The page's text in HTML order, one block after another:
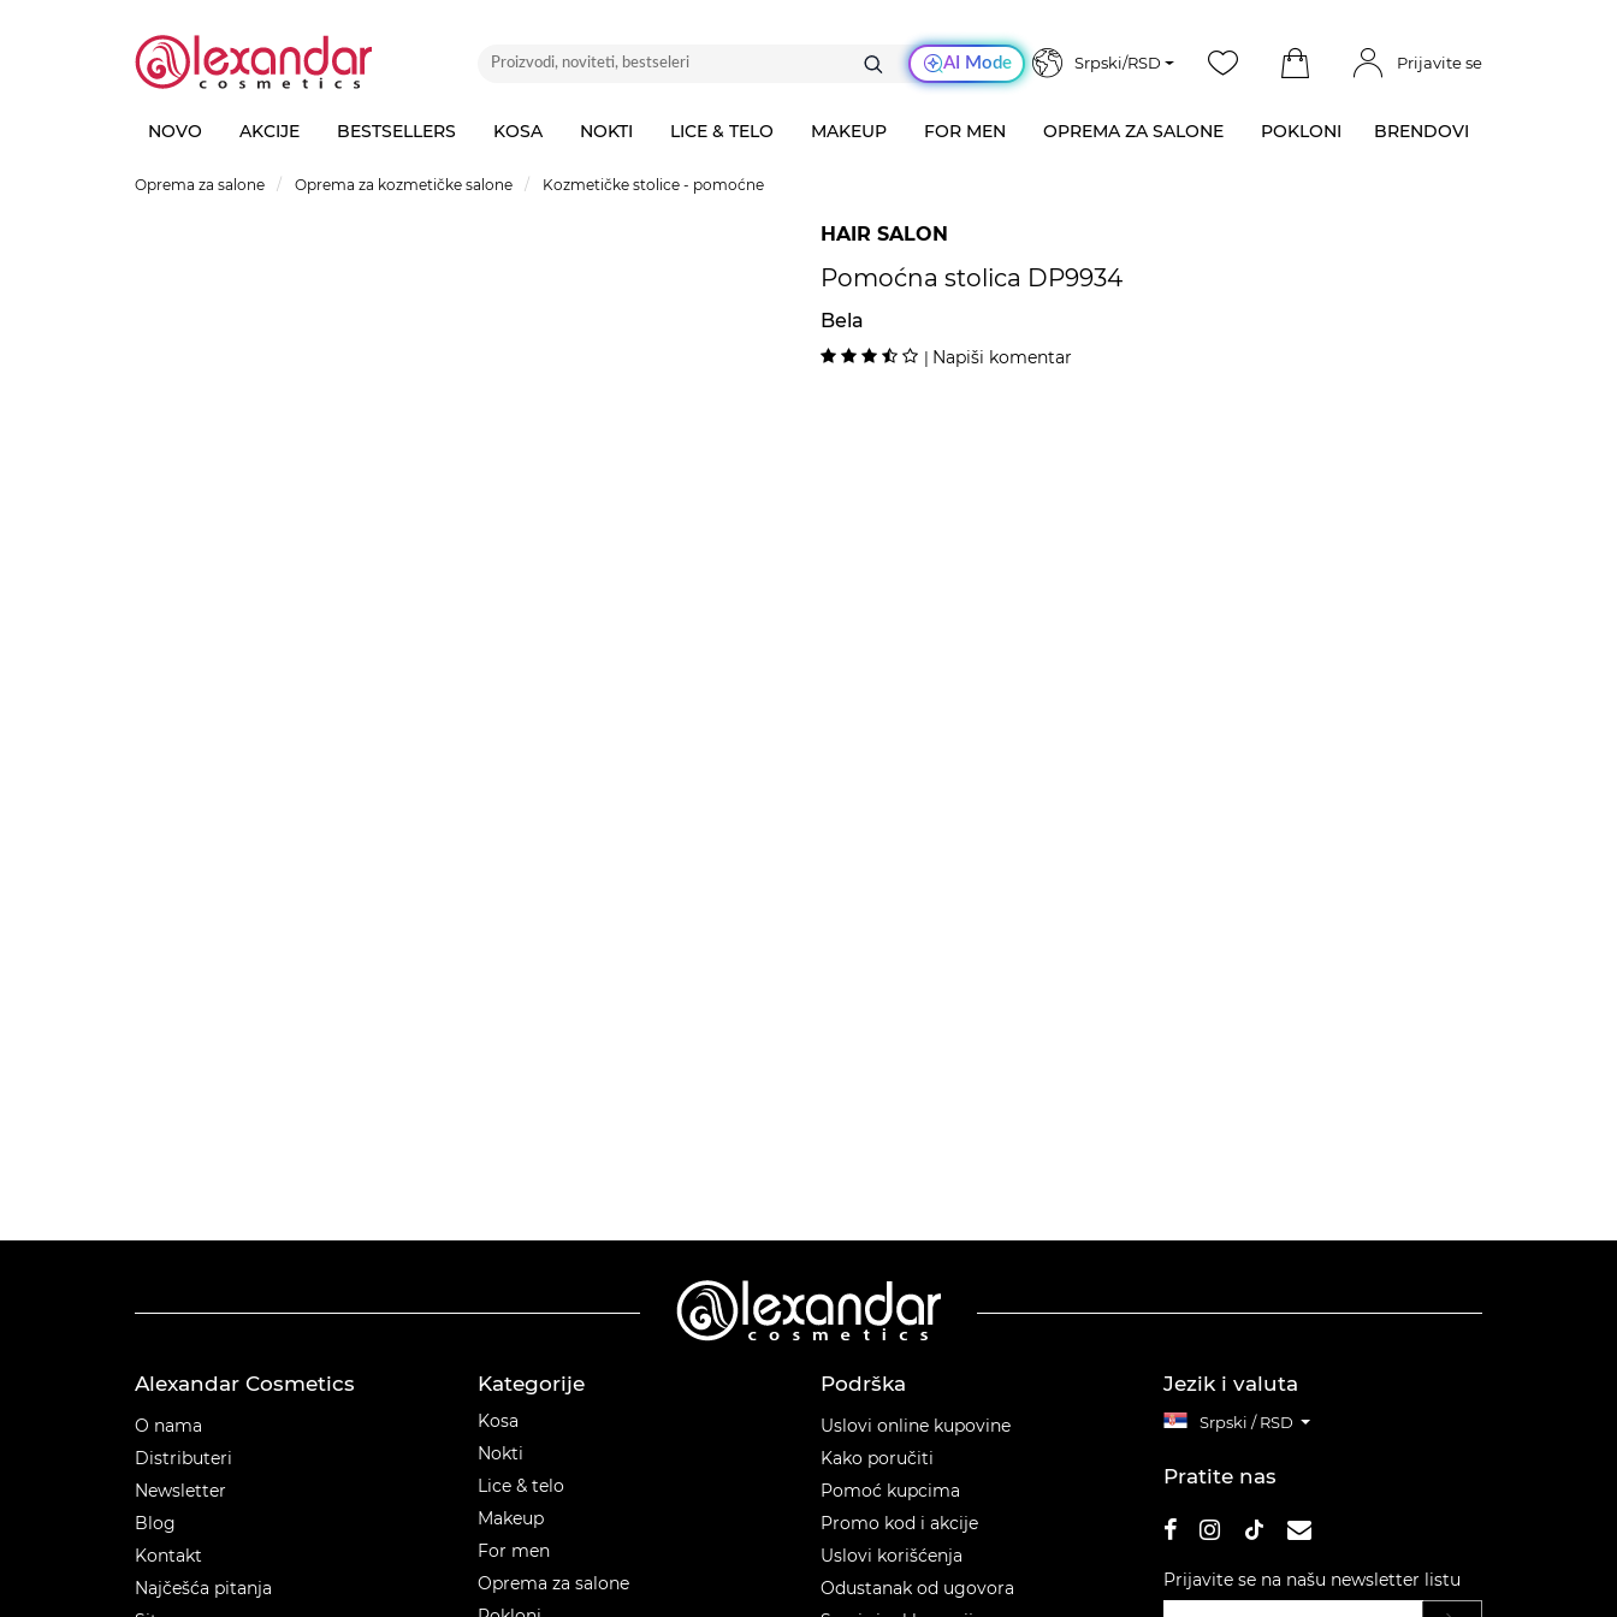
AI Mode Srpski/RSD Prijavite se
NOVO AKCIJE BESTSELLERS KOSA NOKTI LICE & TELO MAKEUP FOR MEN OPREMA ZA SALONE POKLONI BRENDOVI
Oprema za salone Oprema za kozmetičke salone Kozmetičke stolice - pomoćne
HAIR SALON
Pomoćna stolica DP9934
Bela
| Napiši komentar
Alexandar Cosmetics
O nama
Distributeri
Newsletter
Blog
Kontakt
Najčešća pitanja
Kategorije
Kosa
Nokti
Lice & telo
Makeup
For men
Oprema za salone
Podrška
Uslovi online kupovine
Kako poručiti
Pomoć kupcima
Promo kod i akcije
Uslovi korišćenja
Odustanak od ugovora
Jezik i valuta
Srpski / RSD
Pratite nas
Prijavite se na našu newsletter listu